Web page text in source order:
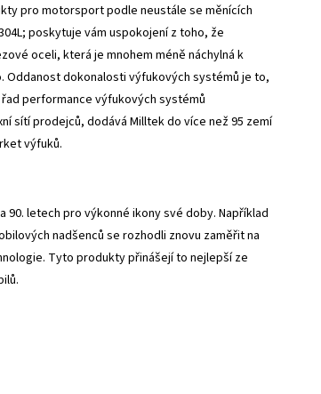
pro motorsport podle neustále se měnících
poskytuje vám uspokojení z toho, že
oceli, která je mnohem méně náchylná k
Oddanost dokonalosti výfukových systémů je to,
performance výfukových systémů
sítí prodejců, dodává Milltek do více než 95 zemí
výfuků.
letech pro výkonné ikony své doby. Například
nadšenců se rozhodli znovu zaměřit na
Tyto produkty přinášejí to nejlepší ze